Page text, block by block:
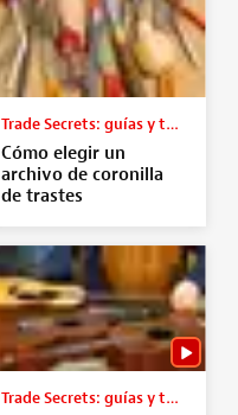
Trade Secrets: guías y tutoriales
Cómo elegir un
archivo de coronilla
de trastes
Trade Secrets: guías y tutoriales